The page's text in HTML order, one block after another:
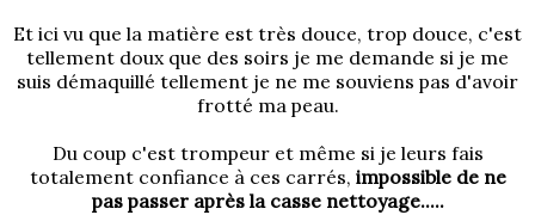
Et ici vu que la matière est très douce, trop douce, c'est
tellement doux que des soirs je me demande si je me
suis démaquillé tellement je ne me souviens pas d'avoir
frotté ma peau.
Du coup c'est trompeur et même si je leurs fais
totalement confiance à ces carrés, impossible de ne
pas passer après la casse nettoyage.....